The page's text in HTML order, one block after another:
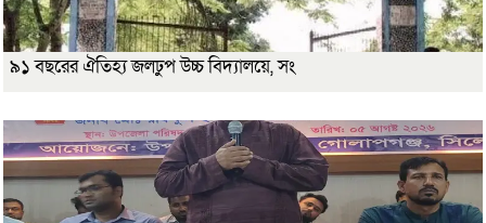
৯১ বছরের ঐতিহ্য জলঢুপ উচ্চ বিদ্যালয়ে, সং